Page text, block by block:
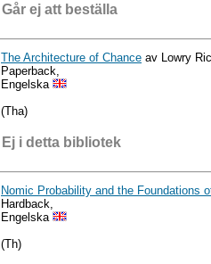
Går ej att beställa
The Architecture of Chance av Lowry
Paperback,
Engelska
(Tha)
Ej i detta bibliotek
Nomic Probability and the Foundations
Hardback,
Engelska
(Th)